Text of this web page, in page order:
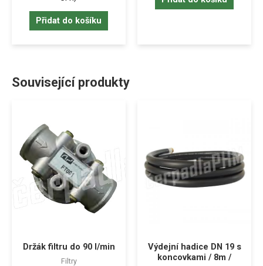
Přidat do košíku
Související produkty
Držák filtru do 90 l/min
Filtry
Výdejní hadice DN 19 s
koncovkami / 8m /